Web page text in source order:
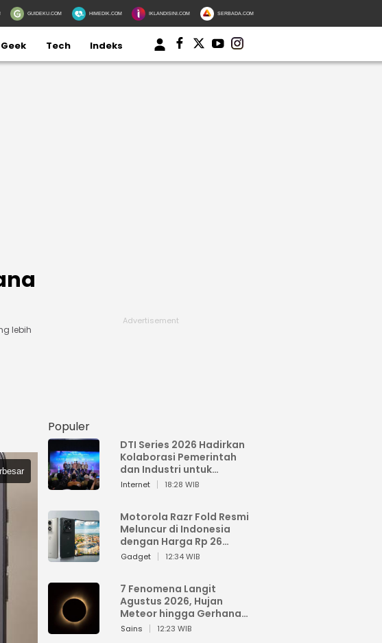
GUIDEKU.COM HIMEDIK.COM IKLANDISINI.COM SERBADA.COM
Geek Tech Indeks
lebih
Populer
DTI Series 2026 Hadirkan
Kolaborasi Pemerintah
dan Industri untuk
Percepatan
Internet 18:28 WIB
Motorola Razr Fold Resmi
Meluncur di Indonesia
dengan Harga Rp 26
Jutaan
Gadget 12:34 WIB
7 Fenomena Langit
Agustus 2026, Hujan
Meteor hingga Gerhana
Matahari
Sains 12:23 WIB